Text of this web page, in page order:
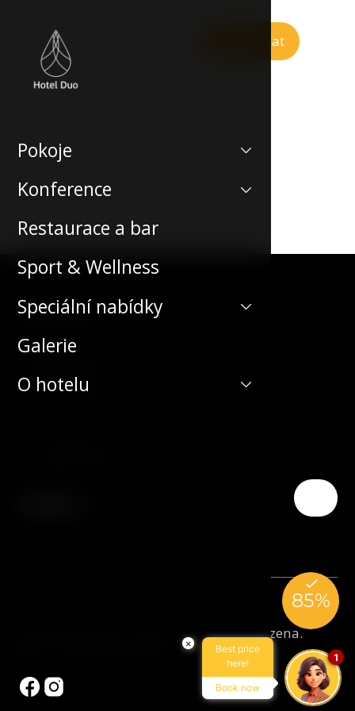
Rezervovat
Pokoje
Konference
Restaurace a bar
Sport & Wellness
Speciální nabídky
Galerie
O hotelu
Kontakt
Teplická 492/19
190 00 Praha 9
Česká republika
© 2026 Hotel Duo. Všechna práva vyhrazena.
×
Best price
here!
Book now
1